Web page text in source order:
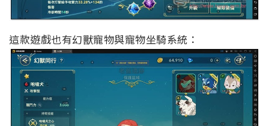
這款遊戲也有幻獸寵物與寵物坐騎系統：